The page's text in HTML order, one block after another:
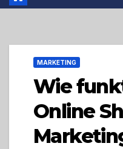
MARKETING
Wie
Online